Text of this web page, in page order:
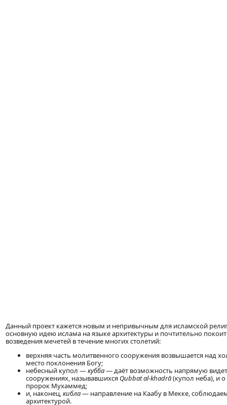
Данный проект кажется новым и непривычным для исламской
основную идею ислама на языке архитектуры и почтительно
возведения мечетей в течение многих столетий:
верхняя часть молитвенного сооружения возвышается над
место поклонения Богу;
небесный купол —кубба— даёт возможность напрямую
сооружениях, называвшихся Qubbat al-khadrā(купол неба), и
пророк Мухаммед;
и, наконец,кибла— направление на Каабу в Мекке,
архитектурой.